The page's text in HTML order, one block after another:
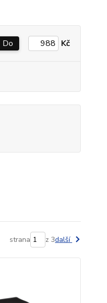
Do Kč
strana z 3další